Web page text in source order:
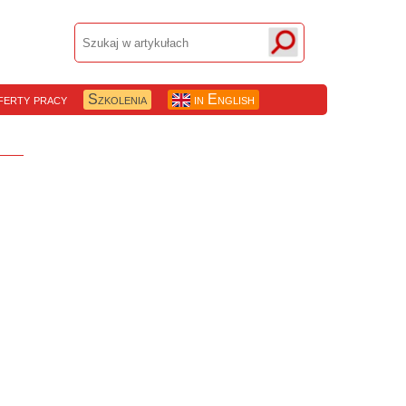
pracy Szkolenia in English